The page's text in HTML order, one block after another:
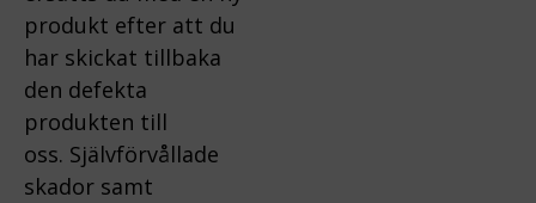
produkt efter att du
har skickat tillbaka
den defekta
produkten till
oss. Självförvållade
skador samt